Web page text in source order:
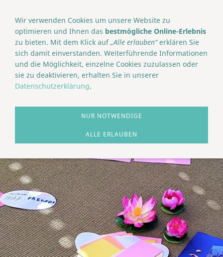
Wir verwenden Cookies um unsere Website zu
optimieren und Ihnen das bestmögliche Online-Erlebnis
zu bieten. Mit dem Klick auf„Alle erlauben“erklären Sie
sich damit einverstanden. Weiterführende Informationen
und die Möglichkeit, einzelne Cookies zuzulassen oder
sie zu deaktivieren, erhalten Sie in unserer
Datenschutzerklärung.
NUR NOTWENDIGE
ALLE ERLAUBEN